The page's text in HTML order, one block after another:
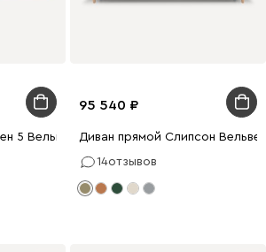
5 Вельвет Синий
95 540
Диван прямой Слипсон
14отзывов